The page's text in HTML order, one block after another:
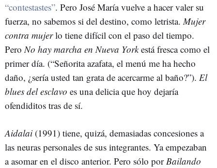
“contestastes”. Pero José María vuelve a hacer valer su
fuerza, no sabemos si del destino, como letrista. Mujer
contra mujerlo tiene difícil con el paso del tiempo.
Pero No hay marcha en Nueva Yorkestá fresca como el
primer día. (“Señorita azafata, el menú me ha hecho
daño, ¿sería usted tan grata de acercarme al baño?”). El
blues del esclavo es una delicia que hoy dejaría
ofendiditos tras de sí.
Aidalai (1991) tiene, quizá, demasiadas concesiones a
las neuras personales de sus integrantes. Ya empezaban
a asomar en el disco anterior. Pero sólo por Bailando